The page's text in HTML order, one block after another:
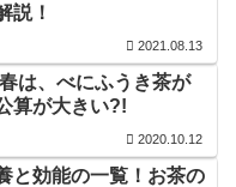
説！
2021.08.13
は、べにふうき茶が
算が大きい?!
2020.10.12
と効能の一覧！お茶の